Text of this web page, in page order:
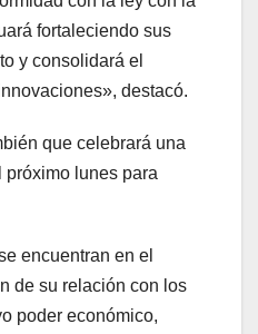
fortaleciendo sus
y consolidará el
destacó.
que celebrará una
lunes para
encuentran en el
de su relación con los
poder económico,